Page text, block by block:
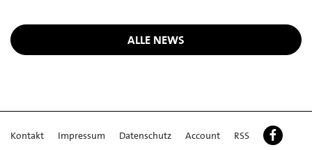
ALLE NEWS
Kontakt Impressum Datenschutz Account RSS